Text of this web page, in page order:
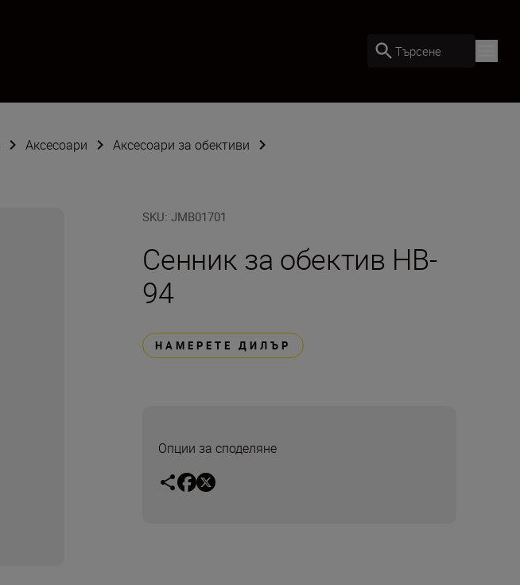
Търсене
Аксесоари
Аксесоари за обективи
SKU:JMB01701
Сенник за обектив HB-
94
НАМЕРЕТЕ ДИЛЪР
Опции за споделяне